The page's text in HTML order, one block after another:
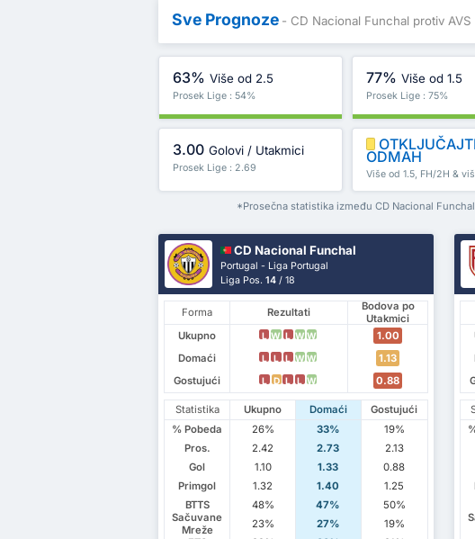
Sve Prognoze - CD Nacional Funchal protiv AVS
63% Više od 2.5
Prosek Lige : 54%
77% Više od 1.5
Prosek Lige : 75%
3.00 Golovi / Utakmici
Prosek Lige : 2.69
ODMAH
Više od 1.5, FH/2H &
*Prosečna statistika između CD Nacional
CD Nacional Funchal
Portugal - Liga Portugal
Liga Pos.14 / 18
Forma Rezultati
Bodova po
Utakmici
Ukupno
L W L W W
1.00
Domaći
L L L W W
1.13
Gostujući
L D L L W 0.88
Statistika Ukupno Domaći
Gostujući
% Pobeda
26% 33%
19%
Pros.
2.42 2.73
2.13
Gol
1.10 1.33
0.88
Primgol
1.32 1.40
1.25
BTTS
48% 47%
50%
Sačuvane
Mreže
23% 27%
19%